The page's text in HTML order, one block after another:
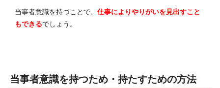
当事者意識を持つことで、 仕事によりやりがいを見出すこと
もできるでしょう。
当事者意識を持つため・持たすための方法